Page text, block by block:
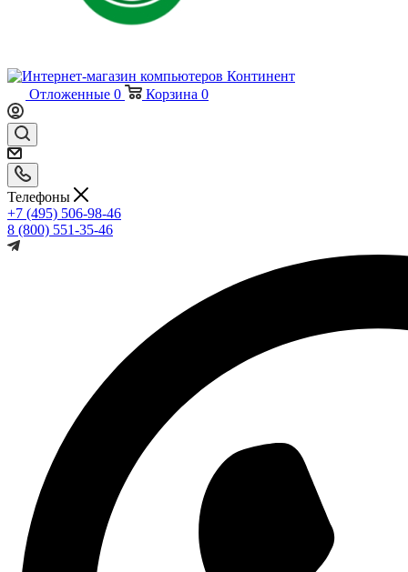
Отложенные 0 Корзина 0
Телефоны
+7 (495) 506-98-46
8 (800) 551-35-46